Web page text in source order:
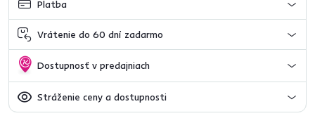
Platba
Vrátenie do 60 dní zadarmo
Dostupnosť v predajniach
Stráženie ceny a dostupnosti